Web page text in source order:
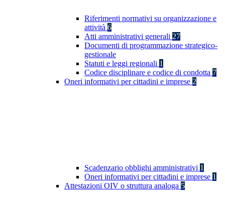
Riferimenti normativi su organizzazione e
attività 6
Atti amministrativi generali 27
Documenti di programmazione strategico-
gestionale
Statuti e leggi regionali 1
Codice disciplinare e codice di condotta 7
Oneri informativi per cittadini e imprese 2
Scadenzario obblighi amministrativi 1
Oneri informativi per cittadini e imprese 1
Attestazioni OIV o struttura analoga 5